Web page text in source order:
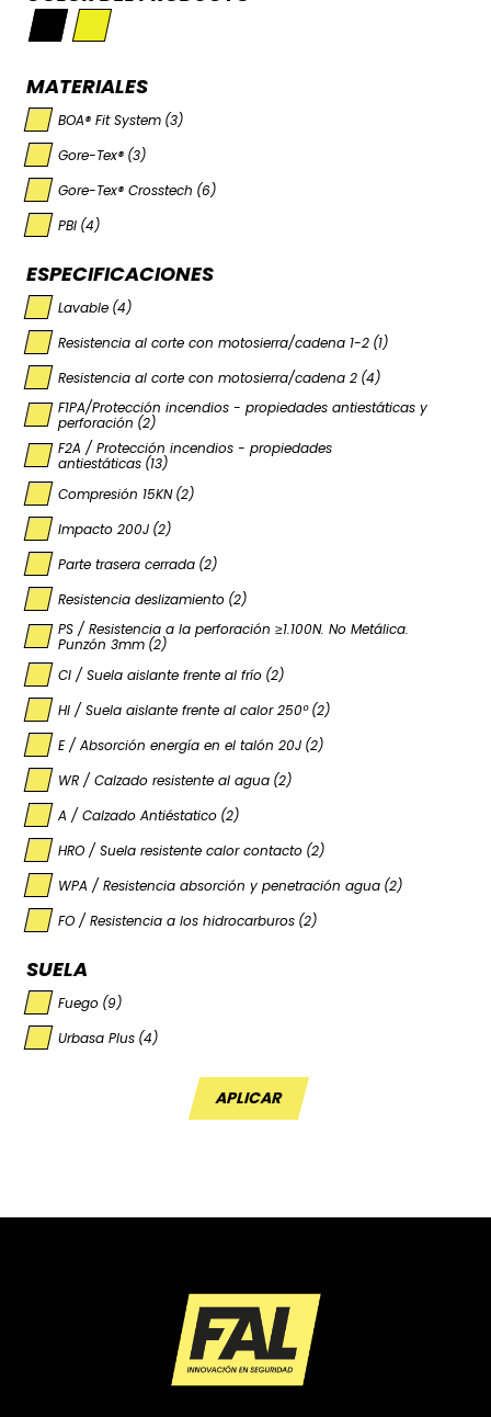
MATERIALES
BOA® Fit System (3)
Gore-Tex® (3)
Gore-Tex® Crosstech (6)
PBI (4)
ESPECIFICACIONES
Lavable (4)
Resistencia al corte con motosierra/cadena 1-2 (1)
Resistencia al corte con motosierra/cadena 2 (4)
F1PA/Protección incendios - propiedades antiestáticas y
perforación (2)
F2A / Protección incendios - propiedades
antiestáticas (13)
Compresión 15KN (2)
Impacto 200J (2)
Parte trasera cerrada (2)
Resistencia deslizamiento (2)
PS / Resistencia a la perforación ≥1.100N. No Metálica.
Punzón 3mm (2)
CI / Suela aislante frente al frío (2)
HI / Suela aislante frente al calor 250º (2)
E / Absorción energía en el talón 20J (2)
WR / Calzado resistente al agua (2)
A / Calzado Antiéstatico (2)
HRO / Suela resistente calor contacto (2)
WPA / Resistencia absorción y penetración agua (2)
FO / Resistencia a los hidrocarburos (2)
SUELA
Fuego (9)
Urbasa Plus (4)
APLICAR